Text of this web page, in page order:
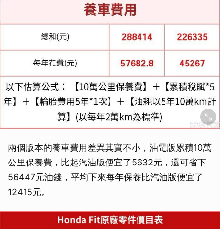
兩個版本的養車費用差異其實不小，油電版累積10萬
公里保養費，比起汽油版便宜了5632元，還可省下
56447元油錢，平均下來每年保養比汽油版便宜了
12415元。